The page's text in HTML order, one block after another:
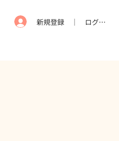
新規登録 ｜ ログイン